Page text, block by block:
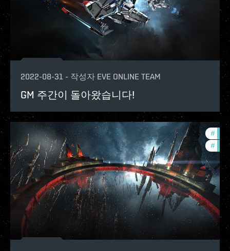
2022-08-31 - 작성자 EVE ONLINE TEAM
GM 주간이 돌아왔습니다!
#
#